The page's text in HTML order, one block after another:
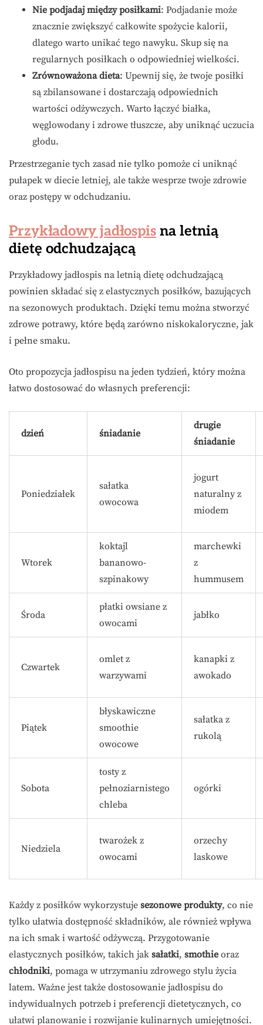
Nie podjadaj między posiłkami: Podjadanie może
znacznie zwiększyć całkowite spożycie kalorii,
dlatego warto unikać tego nawyku. Skup się na
regularnych posiłkach o odpowiedniej wielkości.
Zrównoważona dieta: Upewnij się, że twoje posiłki
są zbilansowane i dostarczają odpowiednich
wartości odżywczych. Warto łączyć białka,
węglowodany i zdrowe tłuszcze, aby uniknąć uczucia
głodu.
Przestrzeganie tych zasad nie tylko pomoże ci uniknąć
pułapek w diecie letniej, ale także wesprze twoje zdrowie
oraz postępy w odchudzaniu.
Przykładowy jadłospis na letnią
dietę odchudzającą
Przykładowy jadłospis na letnią dietę odchudzającą
powinien składać się z elastycznych posiłków, bazujących
na sezonowych produktach. Dzięki temu można stworzyć
zdrowe potrawy, które będą zarówno niskokaloryczne, jak
i pełne smaku.
Oto propozycja jadłospisu na jeden tydzień, który można
łatwo dostosować do własnych preferencji:
dzień śniadanie
drugie
śniadanie
Poniedziałek
sałatka
owocowa
jogurt
naturalny z
miodem
Wtorek
koktajl
bananowo-
szpinakowy
marchewki
z
hummusem
Środa
płatki owsiane z
owocami
jabłko
Czwartek
omlet z
warzywami
kanapki z
awokado
Piątek
błyskawiczne
smoothie
owocowe
sałatka z
rukolą
Sobota
tosty z
pełnoziarnistego
chleba
ogórki
Niedziela
twarożek z
owocami
orzechy
laskowe
Każdy z posiłków wykorzystuje sezonowe produkty, co nie
tylko ułatwia dostępność składników, ale również wpływa
na ich smak i wartość odżywczą. Przygotowanie
elastycznych posiłków, takich jak sałatki, smothie oraz
chłodniki, pomaga w utrzymaniu zdrowego stylu życia
latem. Ważne jest także dostosowanie jadłospisu do
indywidualnych potrzeb i preferencji dietetycznych, co
ułatwi planowanie i rozwijanie kulinarnych umiejętności.